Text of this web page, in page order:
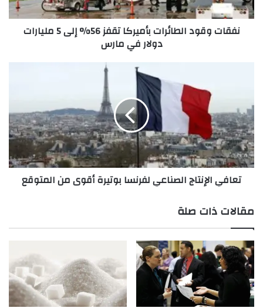
و
د
ا
ت
ب
أ
م
ي
ت
ق
ف
ز
5
6
%
إ
نفقات وقود الطائرات بأميركا تقفز 56% إلى 5 مليارات
دولار في مارس
ف
ي
ا
ل
إ
ن
ا
ل
ص
ن
ع
ي
تعافي الإنتاج الصناعي لفرنسا بوتيرة أقوى من المتوقع
مقالات ذات صلة